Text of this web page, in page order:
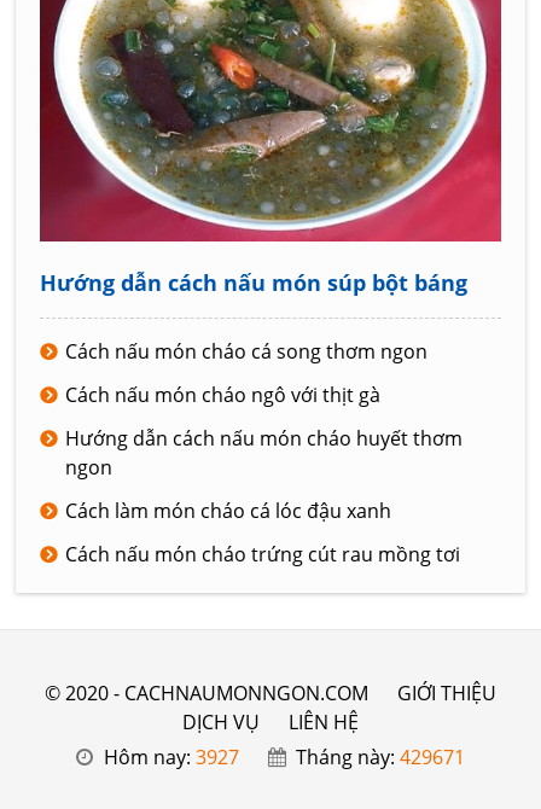
Hướng dẫn cách nấu món súp bột báng
Cách nấu món cháo cá song thơm ngon
Cách nấu món cháo ngô với thịt gà
Hướng dẫn cách nấu món cháo huyết thơm
ngon
Cách làm món cháo cá lóc đậu xanh
Cách nấu món cháo trứng cút rau mồng tơi
© 2020 - CACHNAUMONNGON.COM
GIỚI THIỆU
DỊCH VỤ
LIÊN HỆ
Hôm nay: 3927 Tháng này:429671